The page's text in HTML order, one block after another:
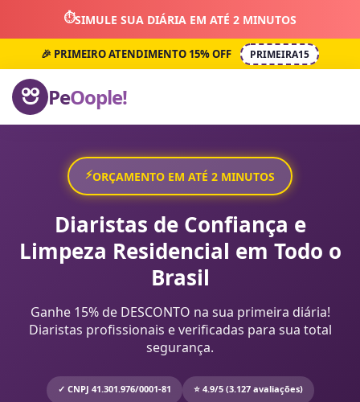
⏱️SIMULE SUA DIÁRIA EM ATÉ 2 MINUTOS
🎉 PRIMEIRO ATENDIMENTO 15% OFF PRIMEIRA15
PeOople!
⚡ORÇAMENTO EM ATÉ 2 MINUTOS
Diaristas de Confiança e
Limpeza Residencial em Todo o
Brasil
Ganhe 15% de DESCONTO na sua primeira diária!
Diaristas profissionais e verificadas para sua total
segurança.
✓ CNPJ 41.301.976/0001-81 ⭐ 4.9/5 (3.127 avaliações)